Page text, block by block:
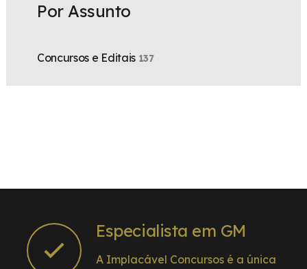
Por Assunto
Concursos e Editais 137
Especialista em GM
A Implacável Concursos é a única